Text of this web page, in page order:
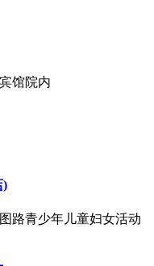
馆院内
)
路青少年儿童妇女活动